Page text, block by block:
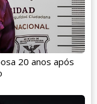
20 anos após